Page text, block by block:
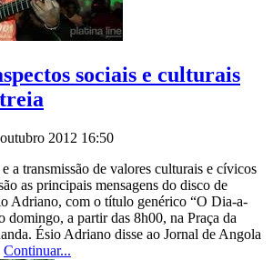
sociais e culturais
2012 16:50
a transmissão de valores culturais e cívicos
as principais mensagens do disco de
Adriano, com o título genérico “O Dia-a-
domingo, a partir das 8h00, na Praça da
Ésio Adriano disse ao Jornal de Angola
Continuar...